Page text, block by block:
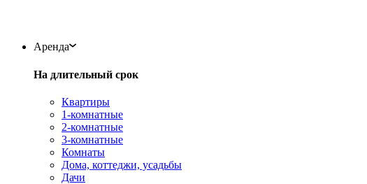
Аренда
На длительный срок
Квартиры
1-комнатные
2-комнатные
3-комнатные
Комнаты
Дома, коттеджи, усадьбы
Дачи